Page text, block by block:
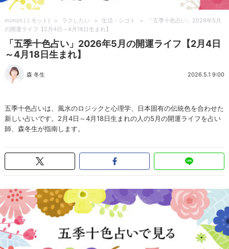
mimot.(ミモット) > ラクしたい > 生活・シゴト >
「五季十色占い」2026年5月
の開運ライフ【2月4日～4月18日生まれ】
「五季十色占い」2026年5月の開運ライフ【2月4日
～4月18日生まれ】
森 冬生 2026.5.1 9:00
五季十色占いは、風水のロジックと心理学、日本固有の伝統色を合わせた
新しい占いです。2月4日～4月18日生まれの人の5月の開運ライフを占い
師、森冬生が指南します。